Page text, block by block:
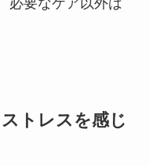
トレスを感じ